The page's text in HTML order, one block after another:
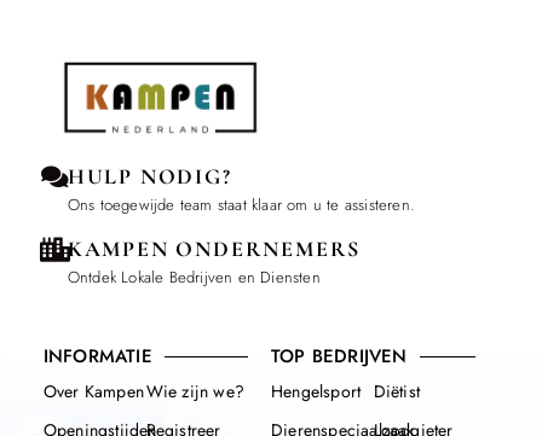
HULP NODIG?
Ons toegewijde team staat klaar om u te assisteren.
KAMPEN ONDERNEMERS
Ontdek Lokale Bedrijven en Diensten
INFORMATIE
Over Kampen
Openingstijden
Wie zijn we?
Registreer
TOP BEDRIJVEN
Hengelsport
Dierenspeciaalzaak
Diëtist
Loodgieter